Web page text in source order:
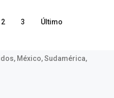
2 3 Último
México, Sudamérica,